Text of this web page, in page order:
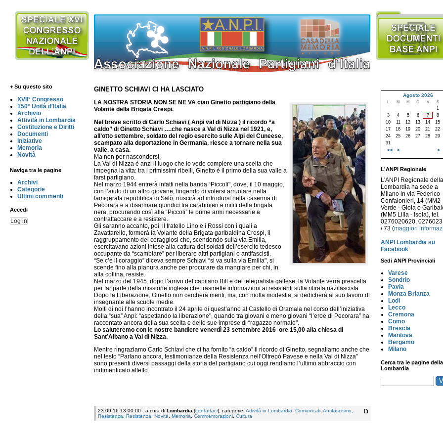
+ Su questo sito
XVII° Congresso
150° Unità d'Italia
Archivio
Attività in Lombardia
Costituzione e Diritti
Documenti
Iniziative
Memoria
Novità
Naviga tra le pagine
Archivi
Categorie
Ultimi commenti
Accedi
Log in
GINETTO SCHIAVI CI HA LASCIATO
LA NOSTRA STORIA NON SE NE VA ciao Ginetto partigiano della
Volante della Brigata Crespi.
Nel breve scritto di Carlo Schiavi ( Anpi val di Nizza ) il ricordo “a
caldo” di Ginetto Schiavi ….che nasce a Val di Nizza nel 1921, e,
all’otto settembre, soldato del regio esercito sulle Alpi del Cuneese,
scampato alla deportazione in Germania, riesce a tornare nella sua
valle, a casa.
Ma non per nascondersi.
La Val di Nizza è anzi il luogo che lo vede compiere una scelta che
impegna la vita: tra i primissimi ribelli, Ginetto è il primo della sua valle a
farsi partigiano.
Nel marzo 1944 entrerà infatti nella banda “Piccoli", dove, il 10 maggio,
con l’aiuto di un altro giovane, fingendo di volersi arruolare nella
famigerata repubblica di Salò, riuscirà ad introdursi nella caserma di
Pecorara e a disarmare quindici tra carabinieri e militi della brigata
nera, procurando così alla “Piccoli” le prime armi necessarie a
contrattaccare e a resistere.
Gli saranno accanto, poi, il fratello Lino e i Rossi con i quali a
Zavattarello, formerà la Volante della Brigata garibaldina Crespi, il
raggruppamento dei coraggiosi che, scendendo sulla via Emilia,
esercitavano azioni intese alla cattura dei soldati dell’esercito tedesco
occupante da “scambiare” per liberare altri partigiani o antifascisti.
“Se c’è il coraggio” diceva sempre Schiavi “si va sulla via Emilia", si
scende fino alla pianura anche per procurare da mangiare per chi, in
alta collina, resiste.
Nel marzo del 1945, dopo l’arrivo del capitano Bill e del telegrafista gallese, la Volante verrà prescelta
per far parte della missione inglese che trasmette informazioni ai resistenti sulla ritirata nazifascista.
Dopo la Liberazione, Ginetto non cercherà meriti, ma, con molta modestia, si dedicherà al suo lavoro di
insegnante alle scuole medie.
Molti di noi l’hanno incontrato il 24 aprile di quest’anno al Castello di Oramala nel corso dell’iniziativa
della “sua” Anpi: “aspettando la liberazione", quando tra giovani e meno giovani “l’eroe di Pecorara” ha
raccontato ancora della sua scelta e delle sue imprese di “ragazzo normale".
Lo saluteremo con le nostre bandiere venerdì 23 settembre 2016 ore 15,00 alla chiesa di
Sant’Albano a Val di Nizza.
Mentre ringraziamo Carlo Schiavi che ci ha fornito “a caldo” il ricordo di Ginetto, segnaliamo anche che
nel testo “Parlano ancora, testimonianze della Resistenza nell’Oltrepò Pavese e nella Val di Nizza”
sono presenti diversi passaggi della storia del partigiano cui oggi rendiamo l’ultimo abbraccio con
indimenticato affetto.
23.09.16 13:00:00 , a cura di Lombardia (contattaci), categorie: Attività in Lombardia Comunicati Antifascismo,
Resistenza
Resistenza Novità Memoria Commemorazioni Cultura
Agosto 2026
L M M G V S
1
3
4 5 6 7 8
10
11 12 13 14 15
17
18 19 20 21 22
24
25 26 27 28 29
31
<< < >
L'ANPI Regionale
L'ANPI Regionale della
Lombardia ha sede a
Milano in via Federico
Confalonieri, 14 (MM2
Verde - Gioia o
(MM5 Lilla - Isola), tel.
0276020620,
/ 73 (maggiori
ANPI Lombardia su
Facebook
Sedi ANPI Provinciali
Varese
Sondrio
Pavia
Monza Brianza
Lodi
Lecco
Cremona
Como
Brescia
Mantova
Bergamo
Milano
Cerca tra le pagine della
Lombardia